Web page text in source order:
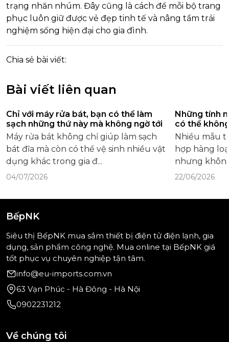
trạng nhăn nhúm. Đây cũng là cách để mỗi bộ trang
phục luôn giữ được vẻ đẹp tinh tế và nâng tầm trải
nghiệm sống hiện đại cho gia đình.
Chia sẻ bài viết:
Bài viết liên quan
Chỉ với máy rửa bát, bạn có thể làm
sạch những thứ này mà không ngờ tới
Máy rửa bát không chỉ giúp làm sạch
bát đĩa mà còn có thể vệ sinh nhiều vật
dụng khác trong gia đ...
04/07/2026
Những tính
có thể
Nhiều mẫu
hợp hàng
nhưng
22/06/2026
BếpNK
Siêu thị BếpNK mua sắm thiết bị điện tử điện lạnh, gia
dụng, sản phẩm công nghệ. Mua online tại BếpNK giá
tốt phục vụ chuyên nghiệp tận tâm.
info@eu-imports.com.vn
63 Vạn Phúc - Hà Đông - Hà Nội
0902231212
Về chúng tôi